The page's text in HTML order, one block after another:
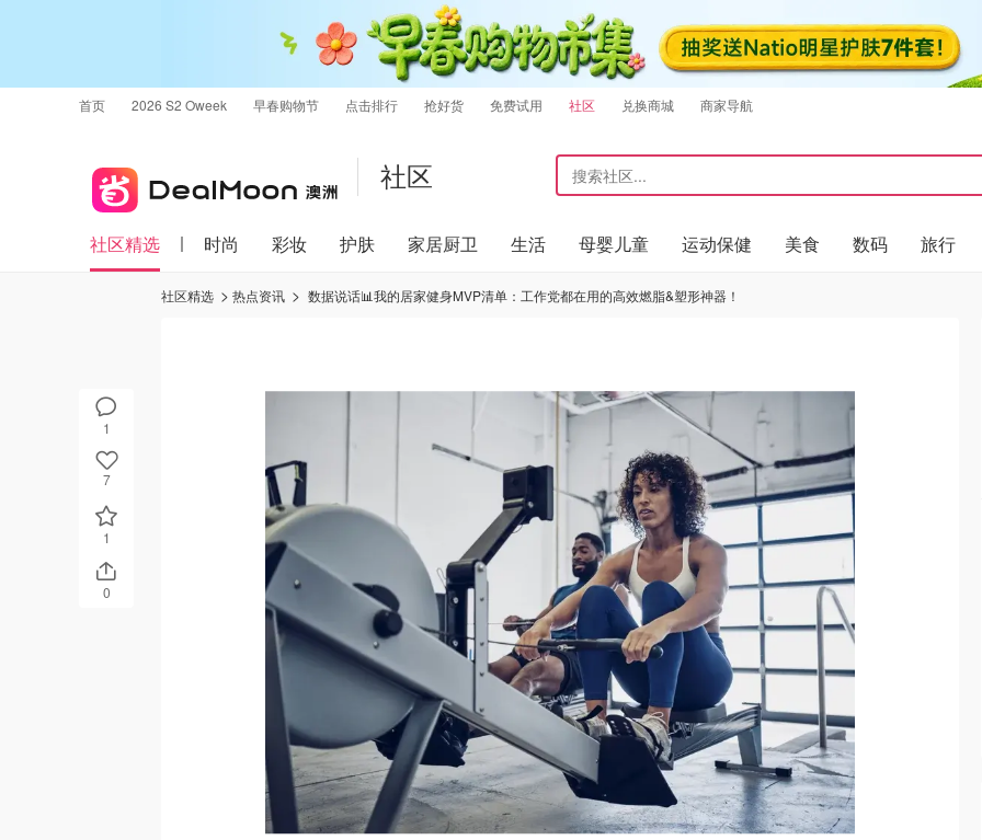
首页 2026 S2 Oweek 早春购物节 点击排行 抢好货 免费试用 社区 兑换商城 商家导航
社区
社区精选 时尚 彩妆 护肤 家居厨卫 生活 母婴儿童 运动保健 美食 数码 旅行
1
7
1
0
社区精选 热点资讯 数据说话📊我的居家健身MVP清单：工作党都在用的高效燃脂&塑形神器！